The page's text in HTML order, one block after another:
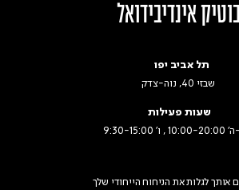
אינדיבידואל
תל אביב יפו
שבזי 40, נוה-צדק
שעות פעילות
, ו' 9:30-15:00
אותך לגלות את הניחוח הייחודי שלך